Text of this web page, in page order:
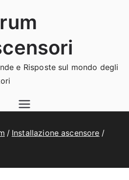
e Risposte sul mondo degli
Installazione ascensore